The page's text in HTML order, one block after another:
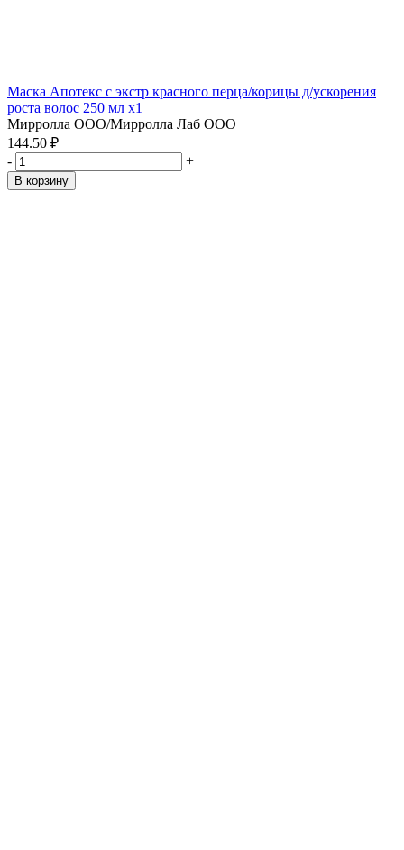
Маска Апотекс с экстр красного перца/корицы д/ускорения
роста волос 250 мл x1
Мирролла ООО/Мирролла Лаб ООО
144.50 ₽
-
+
В корзину